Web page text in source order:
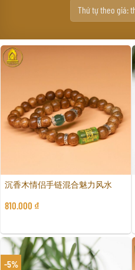
沉香木情侣手链混合魅力风水
810.000 ₫
-5%